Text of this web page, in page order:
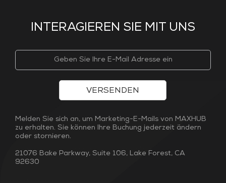
INTERAGIEREN SIE MIT UNS
VERSENDEN
Melden Sie sich an, um Marketing-E-Mails von MAXHUB
zu erhalten. Sie können Ihre Buchung jederzeit ändern
oder stornieren.
21076 Bake Parkway, Suite 106, Lake Forest, CA
92630